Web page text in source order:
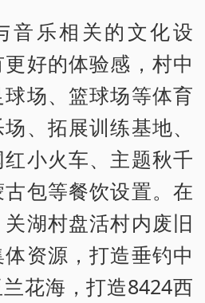
音乐相关的文化设
好的体验感，村中
场、篮球场等体育
、拓展训练基地、
小火车、主题秋千
包等餐饮设置。在
湖村盘活村内废旧
资源，打造垂钓中
花海，打造8424西